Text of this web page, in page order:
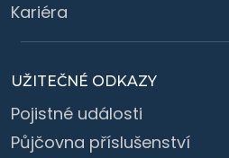
Kariéra
UŽITEČNÉ ODKAZY
Pojistné události
Půjčovna příslušenství